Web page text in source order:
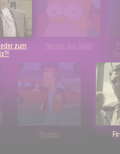
zum
Nerven aus Stahl
Streber